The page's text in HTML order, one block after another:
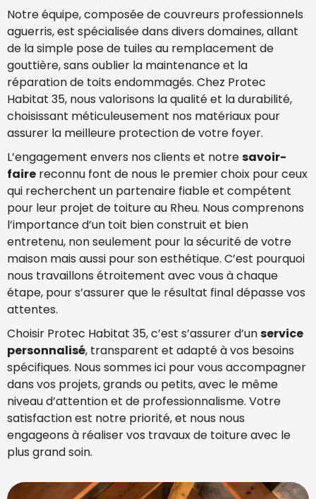
Notre équipe, composée de couvreurs professionnels
aguerris, est spécialisée dans divers domaines, allant
de la simple pose de tuiles au remplacement de
gouttière, sans oublier la maintenance et la
réparation de toits endommagés. Chez Protec
Habitat 35, nous valorisons la qualité et la durabilité,
choisissant méticuleusement nos matériaux pour
assurer la meilleure protection de votre foyer.
L’engagement envers nos clients et notresavoir-
faire reconnu font de nous le premier choix pour ceux
qui recherchent un partenaire fiable et compétent
pour leur projet de toiture au Rheu. Nous comprenons
l’importance d’un toit bien construit et bien
entretenu, non seulement pour la sécurité de votre
maison mais aussi pour son esthétique. C’est pourquoi
nous travaillons étroitement avec vous à chaque
étape, pour s’assurer que le résultat final dépasse vos
attentes.
Choisir Protec Habitat 35, c’est s’assurer d’unservice
personnalisé, transparent et adapté à vos besoins
spécifiques. Nous sommes ici pour vous accompagner
dans vos projets, grands ou petits, avec le même
niveau d’attention et de professionnalisme. Votre
satisfaction est notre priorité, et nous nous
engageons à réaliser vos travaux de toiture avec le
plus grand soin.